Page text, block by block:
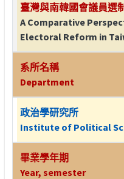
臺灣與南韓國會議員選
A Comparative
Electoral Reform in
系所名稱
Department
政治學研究所
Institute of Political
畢業學年期
Year, semester